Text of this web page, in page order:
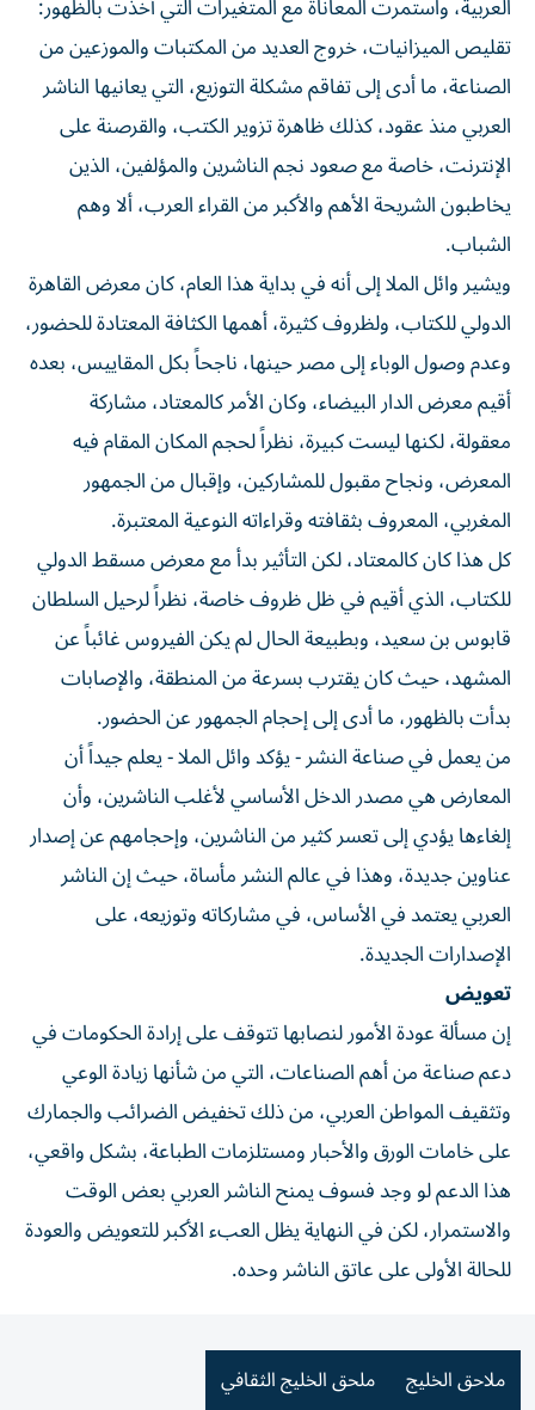
تقليص الميزانيات، خروج العديد من المكتبات والموزعين من
الصناعة، ما أدى إلى تفاقم مشكلة التوزيع، التي يعانيها الناشر
العربي منذ عقود، كذلك ظاهرة تزوير الكتب، والقرصنة على
الإنترنت، خاصة مع صعود نجم الناشرين والمؤلفين، الذين
يخاطبون الشريحة الأهم والأكبر من القراء العرب، ألا وهم
الشباب.
ويشير وائل الملا إلى أنه في بداية هذا العام، كان معرض القاهرة
الدولي للكتاب، ولظروف كثيرة، أهمها الكثافة المعتادة للحضور،
وعدم وصول الوباء إلى مصر حينها، ناجحاً بكل المقاييس، بعده
أقيم معرض الدار البيضاء، وكان الأمر كالمعتاد، مشاركة
معقولة، لكنها ليست كبيرة، نظراً لحجم المكان المقام فيه
المعرض، ونجاح مقبول للمشاركين، وإقبال من الجمهور
المغربي، المعروف بثقافته وقراءاته النوعية المعتبرة.
كل هذا كان كالمعتاد، لكن التأثير بدأ مع معرض مسقط الدولي
للكتاب، الذي أقيم في ظل ظروف خاصة، نظراً لرحيل السلطان
قابوس بن سعيد، وبطبيعة الحال لم يكن الفيروس غائباً عن
المشهد، حيث كان يقترب بسرعة من المنطقة، والإصابات
بدأت بالظهور، ما أدى إلى إحجام الجمهور عن الحضور.
من يعمل في صناعة النشر - يؤكد وائل الملا - يعلم جيداً أن
المعارض هي مصدر الدخل الأساسي لأغلب الناشرين، وأن
إلغاءها يؤدي إلى تعسر كثير من الناشرين، وإحجامهم عن إصدار
عناوين جديدة، وهذا في عالم النشر مأساة، حيث إن الناشر
العربي يعتمد في الأساس، في مشاركاته وتوزيعه، على
الإصدارات الجديدة.
تعويض
إن مسألة عودة الأمور لنصابها تتوقف على إرادة الحكومات في
دعم صناعة من أهم الصناعات، التي من شأنها زيادة الوعي
وتثقيف المواطن العربي، من ذلك تخفيض الضرائب والجمارك
على خامات الورق والأحبار ومستلزمات الطباعة، بشكل واقعي،
هذا الدعم لو وجد فسوف يمنح الناشر العربي بعض الوقت
والاستمرار، لكن في النهاية يظل العبء الأكبر للتعويض والعودة
للحالة الأولى على عاتق الناشر وحده.
ملاحق الخليج ملحق الخليج الثقافي